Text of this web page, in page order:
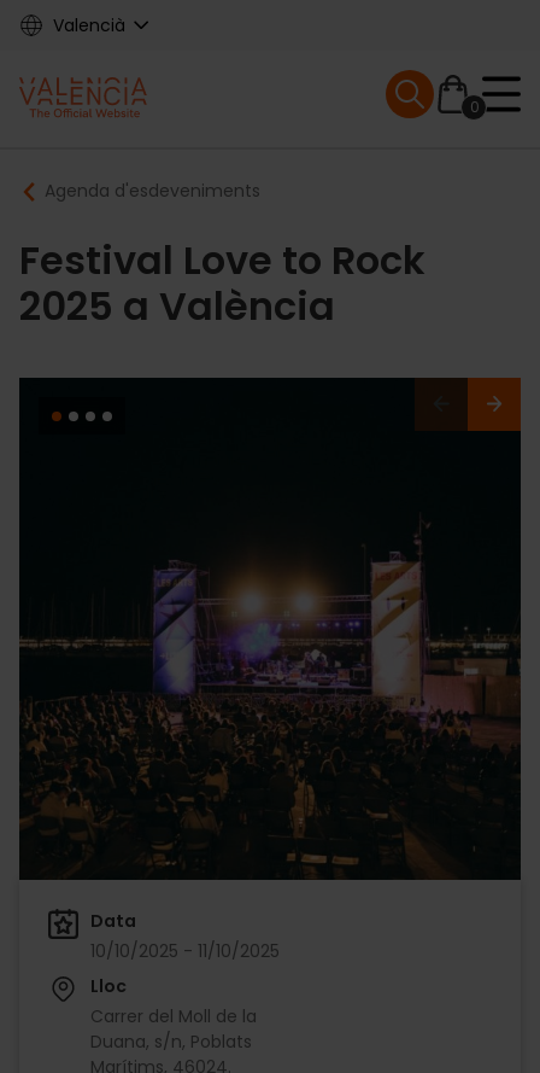
Skip
content
Valencià
Main
navigation
0
Mobile menu
Breadcrumb
Agenda d'esdeveniments
Festival Love to Rock
2025 a València
Data
10/10/2025 - 11/10/2025
Lloc
Carrer del Moll de la
Duana, s/n, Poblats
Marítims, 46024.